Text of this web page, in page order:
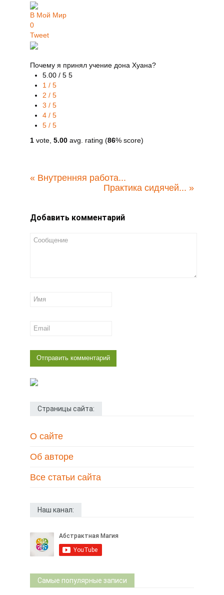
В Мой Мир
0
Tweet
Почему я принял учение дона Хуана?
5.00 / 5 5
1 / 5
2 / 5
3 / 5
4 / 5
5 / 5
1 vote, 5.00 avg. rating (86% score)
« Внутренняя работа...
Практика сидячей... »
Добавить комментарий
Страницы сайта:
О сайте
Об авторе
Все статьи сайта
Наш канал:
Самые популярные записи